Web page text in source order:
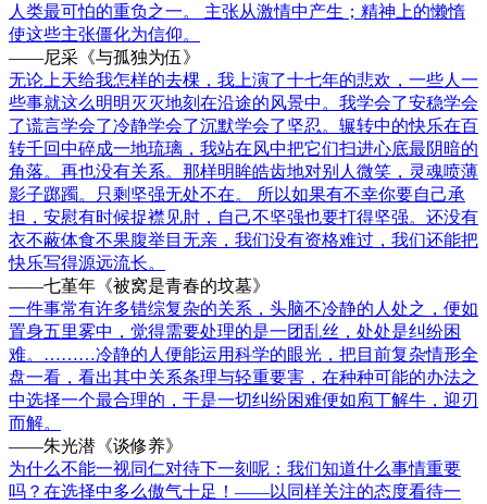
人类最可怕的重负之一。 主张从激情中产生；精神上的懒惰
使这些主张僵化为信仰。
——尼采《与孤独为伍》
无论上天给我怎样的去棵，我上演了十七年的悲欢，一些人一
些事就这么明明灭灭地刻在沿途的风景中。我学会了安稳学会
了谎言学会了冷静学会了沉默学会了坚忍。辗转中的快乐在百
转千回中碎成一地琉璃，我站在风中把它们扫进心底最阴暗的
角落。再也没有关系。那样明眸皓齿地对别人微笑，灵魂喷薄
影子踯躅。只剩坚强无处不在。 所以如果有不幸你要自己承
担，安慰有时候捉襟见肘，自己不坚强也要打得坚强。还没有
衣不蔽体食不果腹举目无亲，我们没有资格难过，我们还能把
快乐写得源远流长。
——七堇年《被窝是青春的坟墓》
一件事常有许多错综复杂的关系，头脑不冷静的人处之，便如
置身五里雾中，觉得需要处理的是一团乱丝，处处是纠纷困
难。………冷静的人便能运用科学的眼光，把目前复杂情形全
盘一看，看出其中关系条理与轻重要害，在种种可能的办法之
中选择一个最合理的，于是一切纠纷困难便如庖丁解牛，迎刃
而解。
——朱光潜《谈修养》
为什么不能一视同仁对待下一刻呢：我们知道什么事情重要
吗？在选择中多么傲气十足！——以同样关注的态度看待一